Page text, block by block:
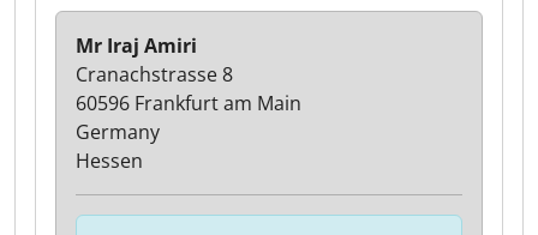
Mr Iraj Amiri
Cranachstrasse 8
60596 Frankfurt am Main
Germany
Hessen